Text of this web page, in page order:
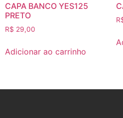
CAPA BANCO YES125
PRETO
R$ 29,00
Adicionar ao carrinho